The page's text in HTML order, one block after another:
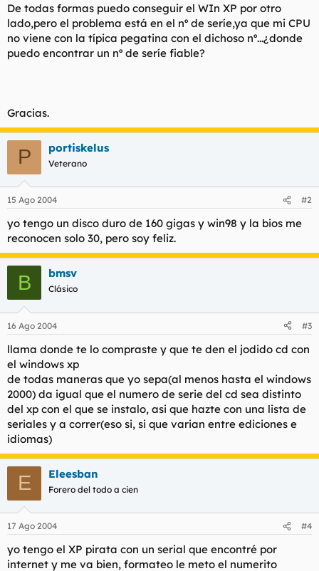
De todas formas puedo conseguir el WIn XP por otro
lado,pero el problema está en el nº de seríe,ya que mi CPU
no viene con la típica pegatina con el dichoso nº...¿donde
puedo encontrar un nº de seríe fiable?
Gracias.
P portiskelus
Veterano
15 Ago 2004 #2
yo tengo un disco duro de 160 gigas y win98 y la bios me
reconocen solo 30, pero soy feliz.
B bmsv
Clásico
16 Ago 2004 #3
llama donde te lo compraste y que te den el jodido cd con
el windows xp
de todas maneras que yo sepa(al menos hasta el windows
2000) da igual que el numero de serie del cd sea distinto
del xp con el que se instalo, asi que hazte con una lista de
seriales y a correr(eso si, si que varian entre ediciones e
idiomas)
E Eleesban
Forero del todo a cien
17 Ago 2004 #4
yo tengo el XP pirata con un serial que encontré por
internet y me va bien, formateo le meto el numerito